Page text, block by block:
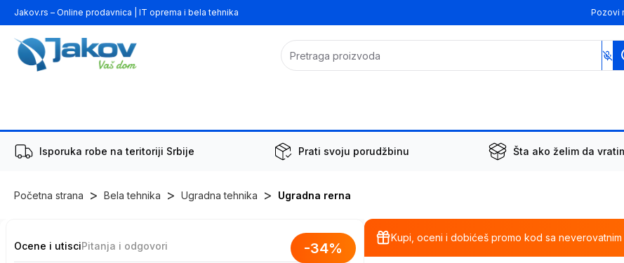
Jakov.rs – Online prodavnica | IT oprema i bela tehnika Pozovi
Isporuka robe na teritoriji Srbije Prati svoju porudžbinu Šta ako želim da
Početna strana > Bela tehnika > Ugradna tehnika > Ugradna rerna
-34%
Ocene i utisciPitanja i odgovori
Kupi, oceni i dobićeš promo kod sa neverovatnim